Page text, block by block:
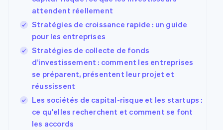
Plus
Découvrez les prochaines évolutions
Radar
Prévention de la fraude
Atlas
Constitution de start-up
Climate
Élimination du carbone
Identity
Vérification de l'identité
entreprises
Commerce en ligne
Écosystème
Partenaires
Marketplace
État de l'API
attendent réellement
Stratégies de croissance rapide : un guide
pour les entreprises
Stratégies de collecte de fonds
d’investissement : comment les entreprises
se préparent, présentent leur projet et
réussissent
Les sociétés de capital-risque et les startups :
ce qu'elles recherchent et comment se font
les accords